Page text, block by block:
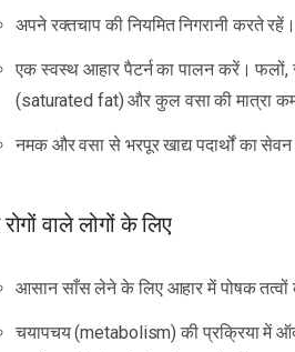
अपने रक्तचाप की नियमित निगरानी करते रहें।
एक स्वस्थ आहार पैटर्न का पालन करें। फलों,
(saturated fat) और कुल वसा की मात्रा कम
नमक और वसा से भरपूर खाद्य पदार्थों का
वाले लोगों के लिए
आसान साँस लेने के लिए आहार में पोषक
चयापचय (metabolism) की प्रक्रिया में